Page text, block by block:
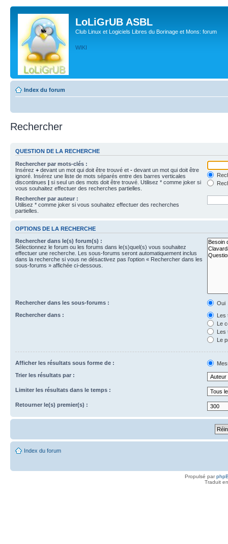
LoLiGrUB ASBL
Club Linux et Logiciels Libres du Borinage et Mons: forum
WIKI
Index du forum
Rechercher
QUESTION DE LA RECHERCHE
Rechercher par mots-clés :
Insérez + devant un mot qui doit être trouvé et - devant un mot qui doit être
ignoré. Insérez une liste de mots séparés entre des barres verticales
discontinues | si seul un des mots doit être trouvé. Utilisez * comme joker si
vous souhaitez effectuer des recherches partielles.
Rechercher par auteur :
Utilisez * comme joker si vous souhaitez effectuer des recherches
partielles.
OPTIONS DE LA RECHERCHE
Rechercher dans le(s) forum(s) :
Sélectionnez le forum ou les forums dans le(s)quel(s) vous souhaitez
effectuer une recherche. Les sous-forums seront automatiquement inclus
dans la recherche si vous ne désactivez pas l’option « Rechercher dans les
sous-forums » affichée ci-dessous.
Rechercher dans les sous-forums :
Oui
Rechercher dans :
Les
Le
Les
Le
Afficher les résultats sous forme de :
Trier les résultats par :
Limiter les résultats dans le temps :
Retourner le(s) premier(s) :
Index du forum
Propulsé par
Traduit